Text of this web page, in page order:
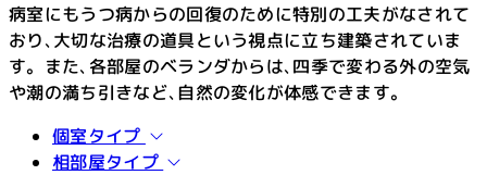
病室にもうつ病からの回復のために特別の工夫がなされて
おり､大切な治療の道具という視点に立ち建築されていま
す。また､各部屋のベランダからは､四季で変わる外の空気
や潮の満ち引きなど､自然の変化が体感できます。
個室タイプ
相部屋タイプ